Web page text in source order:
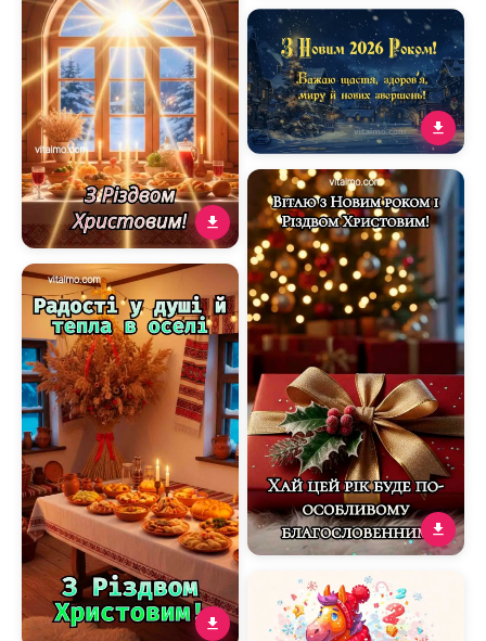
Ліричне різдвяне
привітання з
Вифлеємською зіркою та
затишним святковим
столом
Веселих свят і З Новим
роком із українською
кулькою на ялинці
Новорічна листівка рік
2026 із золотим написом
на тлі зимового нічного
міста
Християнська листівка З
Новим роком і Різдвом із
подарунком під сяючою
ялинкою